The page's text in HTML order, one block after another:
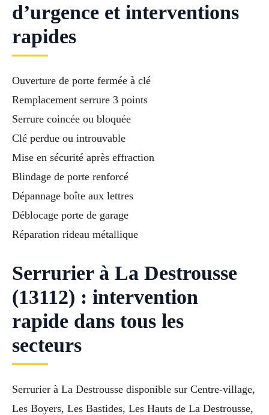
d’urgence et interventions
rapides
Ouverture de porte fermée à clé
Remplacement serrure 3 points
Serrure coincée ou bloquée
Clé perdue ou introuvable
Mise en sécurité après effraction
Blindage de porte renforcé
Dépannage boîte aux lettres
Déblocage porte de garage
Réparation rideau métallique
Serrurier à La Destrousse
(13112) : intervention
rapide dans tous les
secteurs
Serrurier à La Destrousse disponible sur Centre-village,
Les Boyers, Les Bastides, Les Hauts de La Destrousse,